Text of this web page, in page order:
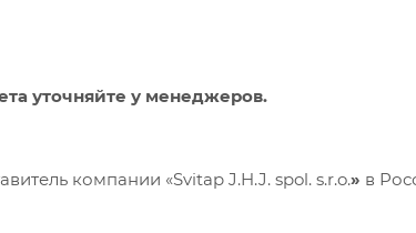
уточняйте у менеджеров.
компании «Svitap J.H.J. spol. s.r.o.» в